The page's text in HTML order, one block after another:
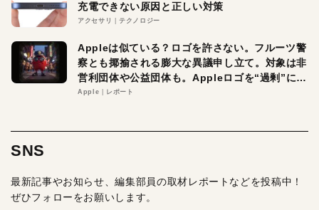
充電できない原因と正しい対策
アクセサリ テクノロジー
Appleは似ている？ロゴを許さない。フルーツ警
察とも揶揄される膨大な異議申し立て。対象は非
営利団体や公益団体も。Appleロゴを“過剰”に守
る理由とは
Apple レポート
SNS
最新記事やお知らせ、編集部員の取材レポートなどを投稿中！
ぜひフォローをお願いします。